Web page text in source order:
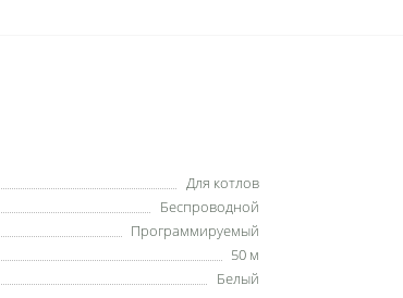
Для котлов
Беспроводной
Программируемый
50 м
Белый